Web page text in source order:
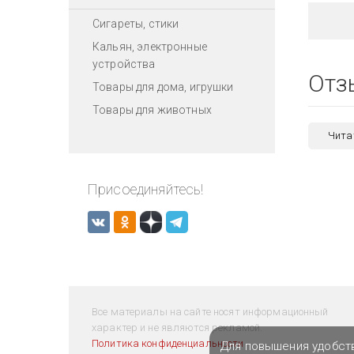
Сигареты, стики
Кальян, электронные
устройства
Товары для дома, игрушки
Товары для животных
Присоединяйтесь!
Все материалы на сайте носят информационный
характер и не являются рекламой.
Политика конфиденциальностиДля повышения